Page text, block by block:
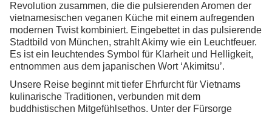
Revolution zusammen, die die pulsierenden Aromen der
vietnamesischen veganen Küche mit einem aufregenden
modernen Twist kombiniert. Eingebettet in das pulsierende
Stadtbild von München, strahlt Akimy wie ein Leuchtfeuer.
Es ist ein leuchtendes Symbol für Klarheit und Helligkeit,
entnommen aus dem japanischen Wort ‘Akimitsu’.
Unsere Reise beginnt mit tiefer Ehrfurcht für Vietnams
kulinarische Traditionen, verbunden mit dem
buddhistischen Mitgefühlsethos. Unter der Fürsorge